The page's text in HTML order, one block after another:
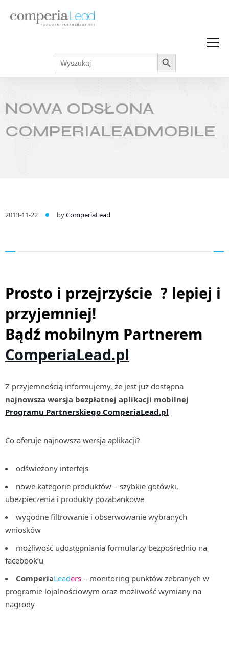
Strefa Wiedzy
Akcje promocyjne
Regulaminy
Search
for:
Search Button
NOWA ODSŁONA
COMPERIALEADMOBILE
2013-11-22 byComperiaLead
Prosto i przejrzyście ? lepiej i
przyjemniej!
Bądź mobilnym Partnerem
ComperiaLead.pl
Z przyjemnością informujemy, że jest już dostępna
najnowsza wersja bezpłatnej aplikacji mobilnej
Programu Partnerskiego ComperiaLead.pl
Co oferuje najnowsza wersja aplikacji?
odświeżony interfejs
nowe kategorie produktów – szybkie gotówki,
ubezpieczenia i produkty pozabankowe
wygodne filtrowanie i obserwowanie wybranych
wniosków
możliwość udostępniania formularzy bezpośrednio na
facebook’u
ComperiaLeaders – monitoring punktów zebranych w
programie lojalnościowym oraz możliwość wymiany na
nagrody